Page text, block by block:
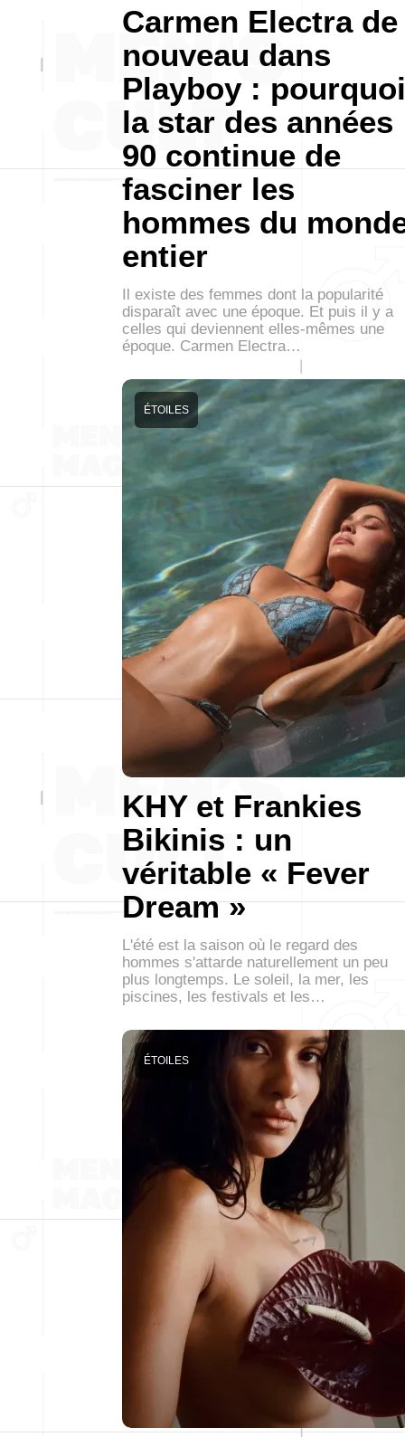
Carmen Electra de
nouveau dans
Playboy : pourquoi
la star des années
90 continue de
fasciner les
hommes du
entier
Il existe des femmes dont la popularité
disparaît avec une époque. Et puis il y a
celles qui deviennent elles-mêmes une
époque. Carmen Electra…
KHY et Frankies
Bikinis : un
véritable « Fever
Dream »
ÉTOILES
L'été est la saison où le regard des
hommes s'attarde naturellement un peu
plus longtemps. Le soleil, la mer, les
piscines, les festivals et les…
ÉTOILES